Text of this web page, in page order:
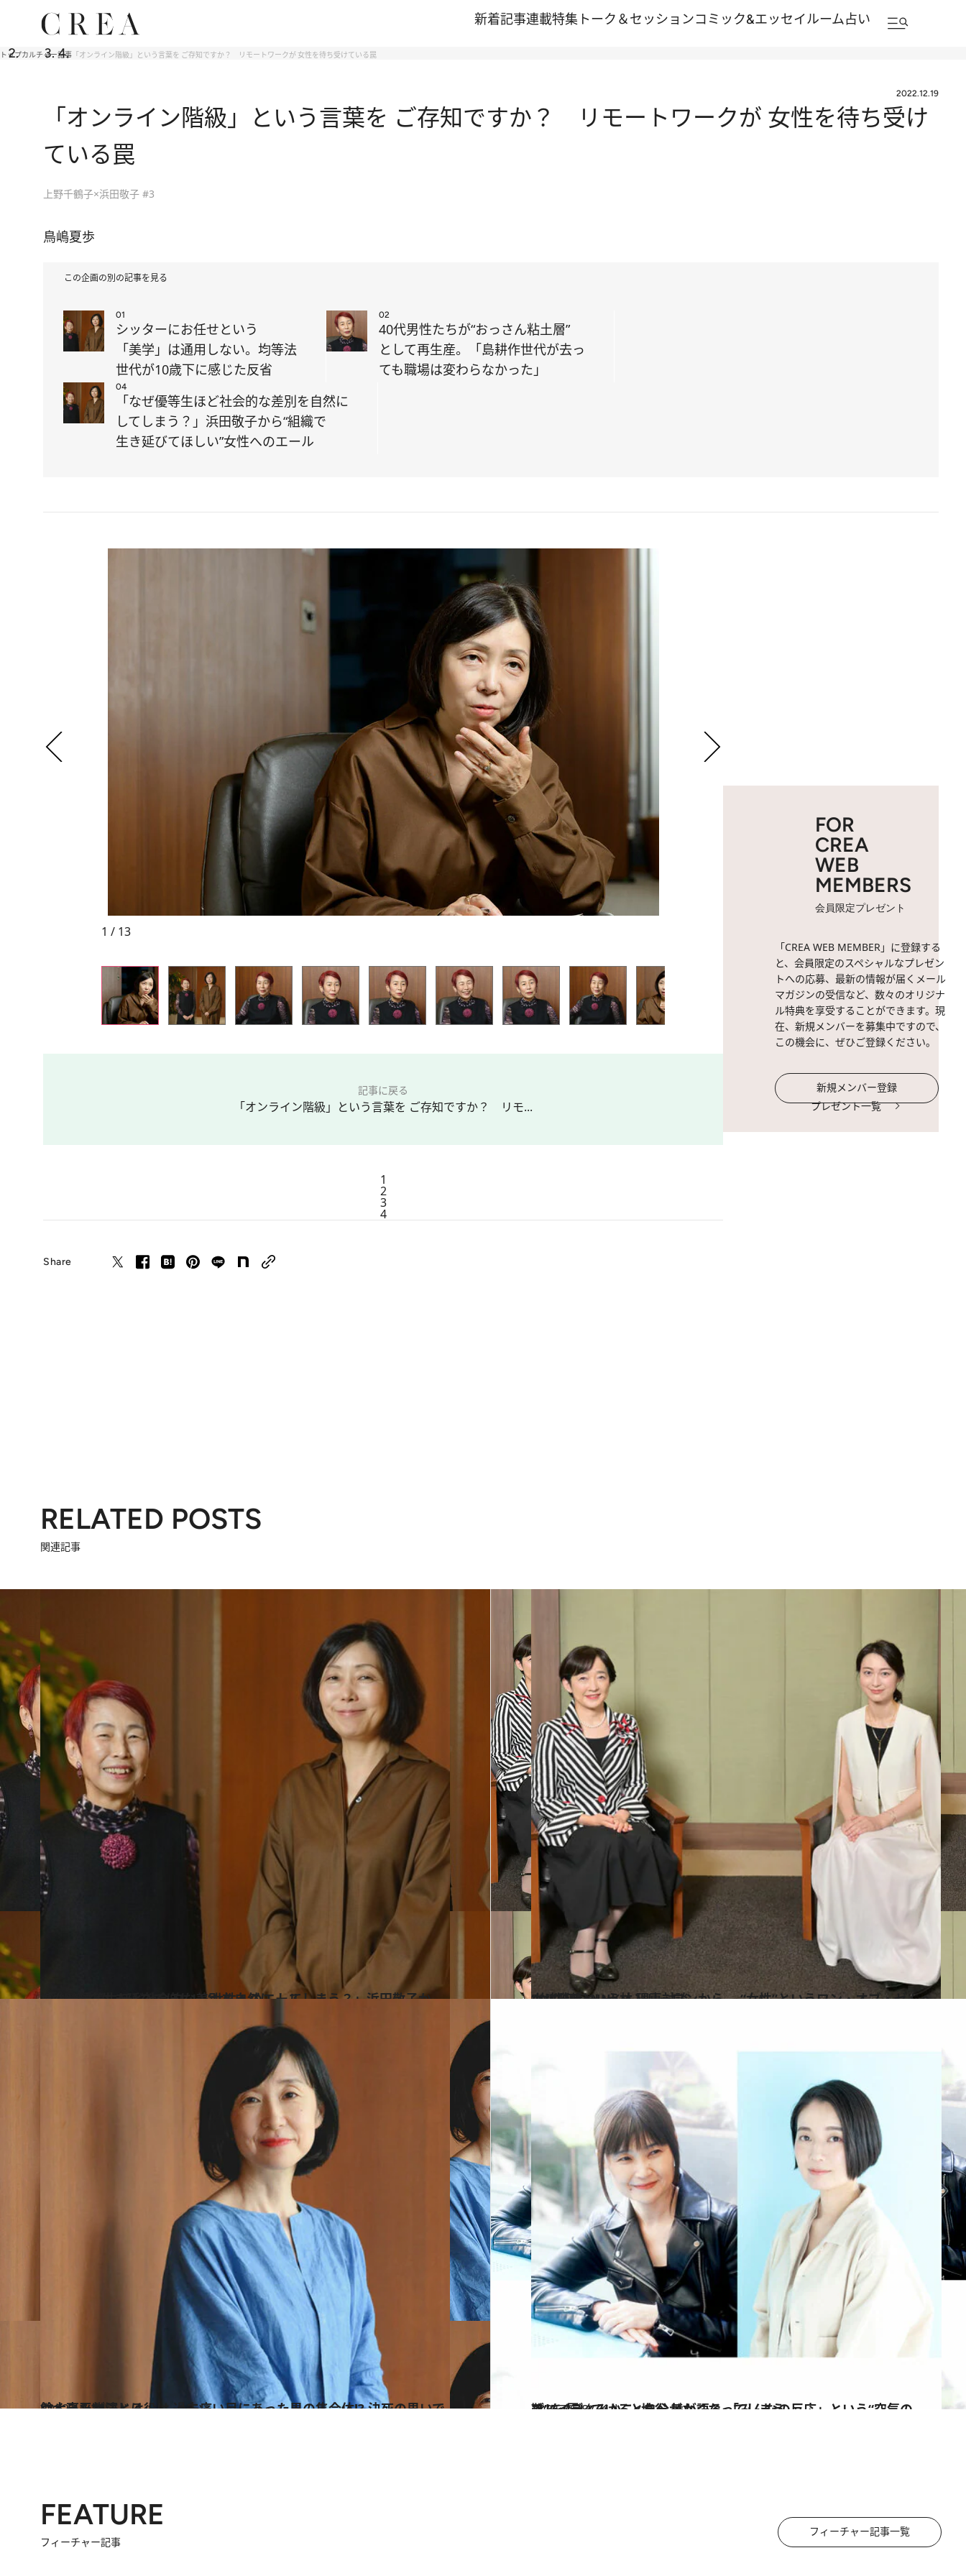
新着記事連載特集 トーク＆セッションコミック&エッセイルーム占い
トップカルチャー記事 「オンライン階級」という言葉を ご存知ですか？ リモートワークが 女性を待ち受けている罠
2022.12.19
「オンライン階級」という言葉を ご存知ですか？ リモートワークが 女性を待ち受け
ている罠
上野千鶴子×浜田敬子 #3
鳥嶋夏歩
この企画の別の記事を見る
01
シッターにお任せという
「美学」は通用しない。均等法
世代が10歳下に感じた反省
02
40代男性たちが“おっさん粘土層”
として再生産。「島耕作世代が去っ
ても職場は変わらなかった」
04
「なぜ優等生ほど社会的な差別を自然に
してしまう？」浜田敬子から“組織で
生き延びてほしい”女性へのエール
1 / 13
記事に戻る
「オンライン階級」という言葉を ご存知ですか？ リモ...
1
2
3
4
Share
FOR
CREA
WEB
MEMBERS
会員限定プレゼント
「CREA WEB MEMBER」に登録する
と、会員限定のスペシャルなプレゼン
トへの応募、最新の情報が届くメール
マガジンの受信など、数々のオリジナ
ル特典を享受することができます。現
在、新規メンバーを募集中ですので、
この機会に、ぜひご登録ください。
新規メンバー登録
プレゼント一覧
RELATED POSTS
関連記事
2022.12.19
「なぜ優等生ほど社会的な差別を自然に してしまう？」浜田敬子から“組織で 生き延びてほしい”女性へのエール
カルチャー 2022.10.7
“女性初”というオンリーワンから、 “女性”というワン・オブ・ゼムへ 小川彩佳×NHK林 理恵対談
カルチャー
2022.10.24
鈴木亮平が演じる役は 過去痛い目にあった男の集合体!? 決死の思いでつくった物語とは
カルチャー 2021.8.28
ブレイディみかこ×塩谷 舞が語る 「みんなの反応」という“空気の靴”を 履いていると自分がなくなってしまう
ライフスタイル
FEATURE
フィーチャー記事
フィーチャー記事一覧